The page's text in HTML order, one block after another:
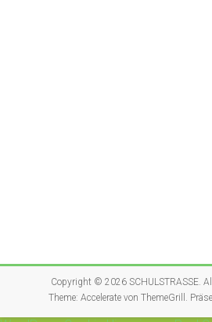
Copyright © 2026 SCHULSTRASSE.
Theme:Accelerate von ThemeGrill.